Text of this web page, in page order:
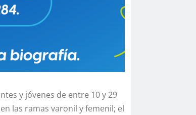
y jóvenes de entre 10 y 29
las ramas varonil y femenil; el